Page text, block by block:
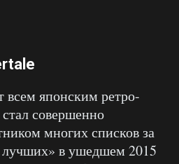
японским ретро-
совершенно
многих списков за
лучших» в ушедшем 2015